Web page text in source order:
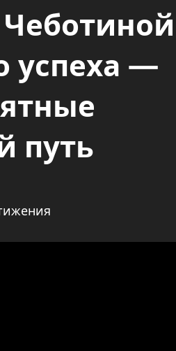
успеха —
путь